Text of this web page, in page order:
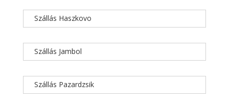
Szállás Haszkovo
Szállás Jambol
Szállás Pazardzsik